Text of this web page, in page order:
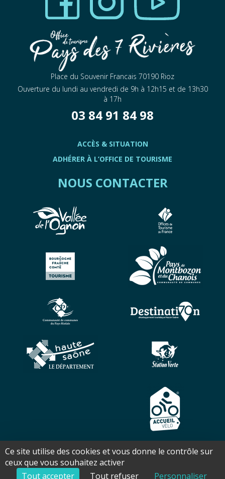
Place du Souvenir Francais 70190 Rioz
Ouverture du lundi au vendredi de 9h à 12h15 et de 13h30
à 17h
03 84 91 84 98
ACCÈS & SITUATION
ADHÉRER À L’OFFICE DE TOURISME
NOUS CONTACTER
Copyright ©2026 - Office de tourisme Pays des 7 Rivières - Tous
droits réservés - Réalisation Torop.Net - Site mis à jour avec
wsb-Mentions légales-Plan de site
Ce site utilise des cookies et vous donne le contrôle sur
ceux que vous souhaitez activer
Tout accepter
Tout refuser Personnaliser